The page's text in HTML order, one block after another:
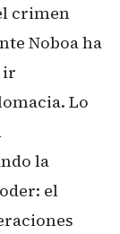
crimen
Noboa ha
ir
Lo
la
el